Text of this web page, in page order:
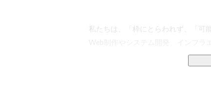
私たちは、「枠にとらわれず、「可
現在160名以上の社員のうち8割以